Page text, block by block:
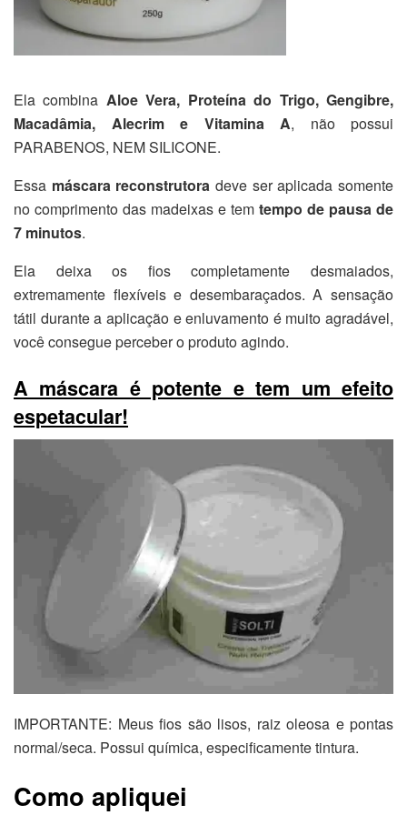
Ela combina Aloe Vera, Proteína do Trigo, Gengibre,
Macadâmia, Alecrim e Vitamina A, não possui
PARABENOS, NEM SILICONE.
Essa máscara reconstrutora deve ser aplicada somente
no comprimento das madeixas e tem tempo de pausa de
7 minutos.
Ela deixa os fios completamente desmaiados,
extremamente flexíveis e desembaraçados. A sensação
tátil durante a aplicação e enluvamento é muito agradável,
você consegue perceber o produto agindo.
A máscara é potente e tem um efeito
espetacular!
IMPORTANTE: Meus fios são lisos, raiz oleosa e pontas
normal/seca. Possui química, especificamente tintura.
Como apliquei